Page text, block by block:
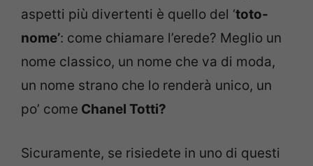
aspetti più divertenti è quello del ‘toto-
nome’: come chiamare l’erede? Meglio un
nome classico, un nome che va di moda,
un nome strano che lo renderà unico, un
po’ come Chanel Totti?
Sicuramente, se risiedete in uno di questi